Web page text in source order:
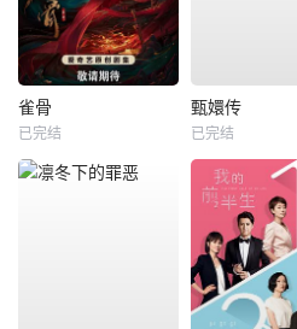
雀骨
已完结
甄嬛传
已完结